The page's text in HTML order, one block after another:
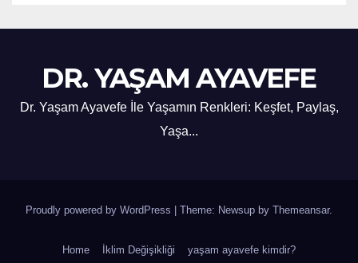
DR. YAŞAM AYAVEFE
Dr. Yaşam Ayavefe İle Yaşamın Renkleri: Keşfet, Paylaş,
Yaşa...
Proudly powered by WordPress Theme: Newsup by Themeansar.
Home İklim Değişikliği yaşam ayavefe kimdir?